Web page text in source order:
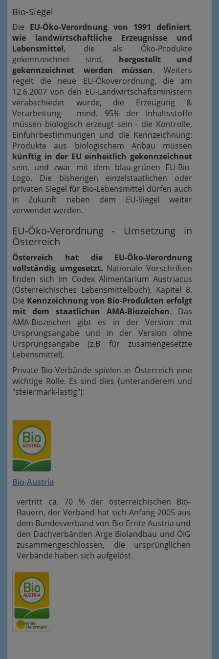
Bio-Siegel
Die EU-Öko-Verordnung von 1991 definiert,
wie landwirtschaftliche Erzeugnisse und
Lebensmittel, die als Öko-Produkte
gekennzeichnet sind, hergestellt und
gekennzeichnet werden müssen. Weiters
regelt die neue EU-Ökoverordnung, die am
12.6.2007 von den EU-Landwirtschaftsministern
verabschiedet wurde, die Erzeugung &
Verarbeitung - mind. 95% der Inhaltsstoffe
müssen biologisch erzeugt sein - die Kontrolle,
Einfuhrbestimmungen und die Kennzeichnung:
Produkte aus biologischem Anbau müssen
künftig in der EU einheitlich gekennzeichnet
sein, und zwar mit dem blau-grünen EU-Bio-
Logo. Die bisherigen einzelstaatlichen oder
privaten Siegel für Bio-Lebensmittel dürfen auch
in Zukunft neben dem EU-Siegel weiter
verwendet werden.
EU-Öko-Verordnung - Umsetzung in
Österreich
Österreich hat die EU-Öko-Verordnung
vollständig umgesetzt. Nationale Vorschriften
finden sich im Codex Alimentarium Austriacus
(Österreichisches Lebensmittelbuch), Kapitel 8.
Die Kennzeichnung von Bio-Produkten erfolgt
mit dem staatlichen AMA-Biozeichen. Das
AMA-Biozeichen gibt es in der Version mit
Ursprungsangabe und in der Version ohne
Ursprungsangabe (z.B für zusamengesetzte
Lebensmittel).
Private Bio-Verbände spielen in Österreich eine
wichtige Rolle. Es sind dies (unteranderem und
"steiermark-lastig"):
Bio-Austria
vertritt ca. 70 % der österreichischen Bio-
Bauern, der Verband hat sich Anfang 2005 aus
dem Bundesverband von Bio Ernte Austria und
den Dachverbänden Arge Biolandbau und ÖIG
zusammengeschlossen, die ursprünglichen
Verbände haben sich aufgelöst.